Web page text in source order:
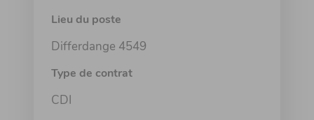
Lieu du poste
Differdange 4549
Type de contrat
CDI